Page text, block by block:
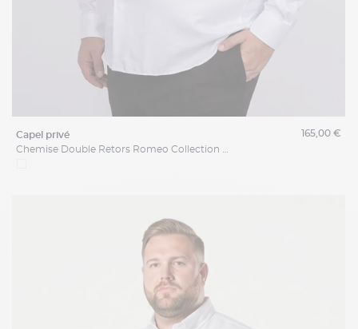
capel privé
165,00 €